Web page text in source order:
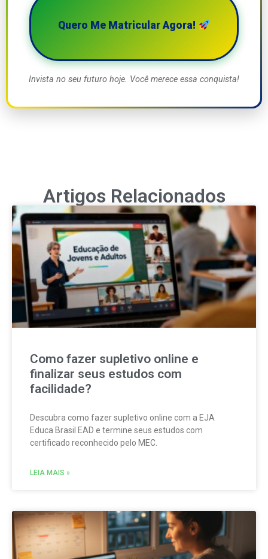
Quero Me Matricular Agora!
Invista no seu futuro hoje. Você merece essa conquista!
Artigos Relacionados
Como fazer supletivo online e
finalizar seus estudos com
facilidade?
Descubra como fazer supletivo online com a EJA
Educa Brasil EAD e termine seus estudos com
certificado reconhecido pelo MEC.
LEIA MAIS »